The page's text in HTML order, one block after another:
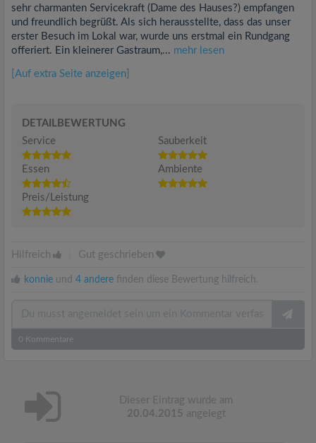
sehr charmanten Servicekraft (Dame des Hauses?) empfangen
und freundlich begrüßt. Als sich herausstellte, dass das unser
erster Besuch im Lokal war, wurde uns erstmal ein Rundgang
offeriert. Ein kleinerer Gastraum,... mehr lesen
[Auf extra Seite anzeigen]
DETAILBEWERTUNG
Service
Sauberkeit
Essen Ambiente
Preis/Leistung
Hilfreich Gut geschrieben
konnie und 4 andere finden diese Bewertung hilfreich.
0 Kommentare
Dieser Eintrag wurde am
20.04.2015 angelegt